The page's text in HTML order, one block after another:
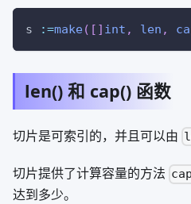
s :=make( [ ] int , len ,
len() 和 cap() 函数
切片是可索引的，并且可以由
切片提供了计算容量的方法
达到多少。